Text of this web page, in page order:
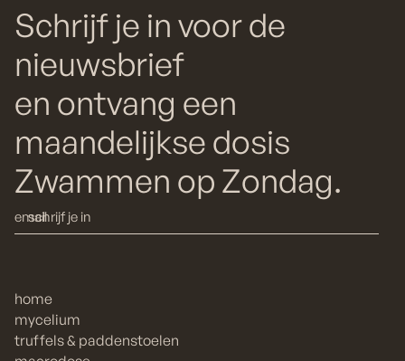
Schrijf je in voor de
nieuwsbrief
en ontvang een
maandelijkse dosis
Zwammen op Zondag.
home
mycelium
truffels & paddenstoelen